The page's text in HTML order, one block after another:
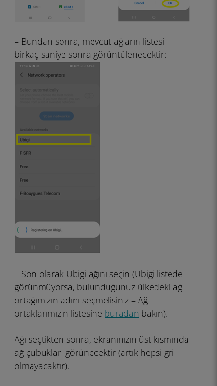
– Bundan sonra, mevcut ağların listesi
birkaç saniye sonra görüntülenecektir:
– Son olarak Ubigi ağını seçin (Ubigi listede
görünmüyorsa, bulunduğunuz ülkedeki ağ
ortağımızın adını seçmelisiniz – Ağ
ortaklarımızın listesine buradan bakın).
Ağı seçtikten sonra, ekranınızın üst kısmında
ağ çubukları görünecektir (artık hepsi gri
olmayacaktır).